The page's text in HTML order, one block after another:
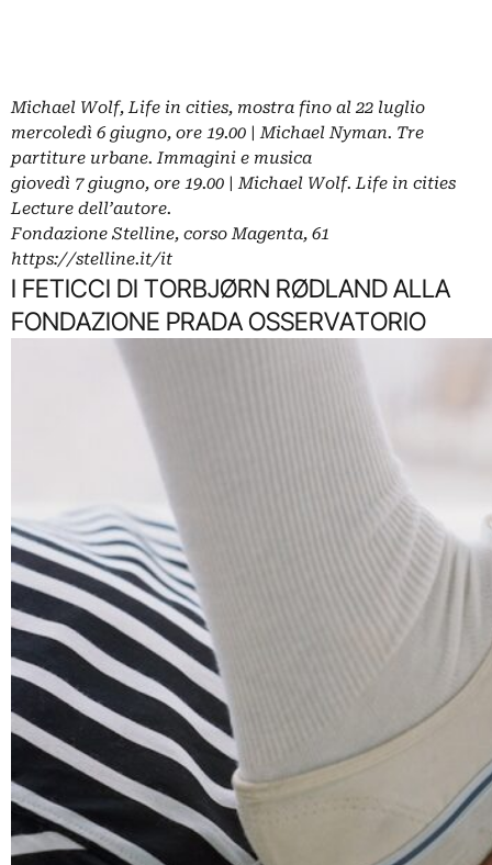
Michael Wolf, Life in cities, mostra fino al 22 luglio
mercoledì 6 giugno, ore 19.00 | Michael Nyman. Tre
partiture urbane. Immagini e musica
giovedì 7 giugno, ore 19.00 | Michael Wolf. Life in cities
Lecture dell’autore.
Fondazione Stelline, corso Magenta, 61
https://stelline.it/it
I FETICCI DI TORBJØRN RØDLAND ALLA
FONDAZIONE PRADA OSSERVATORIO